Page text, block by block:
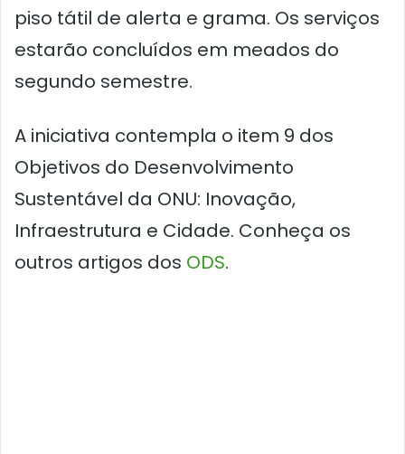
piso tátil de alerta e grama. Os serviços
estarão concluídos em meados do
segundo semestre.
A iniciativa contempla o item 9 dos
Objetivos do Desenvolvimento
Sustentável da ONU: Inovação,
Infraestrutura e Cidade. Conheça os
outros artigos dos ODS.